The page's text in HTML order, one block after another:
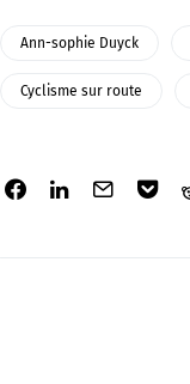
Ann-sophie Duyck
Cyclisme sur route